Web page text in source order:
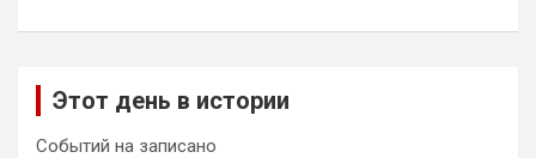
Этот день в истории
Событий на записано